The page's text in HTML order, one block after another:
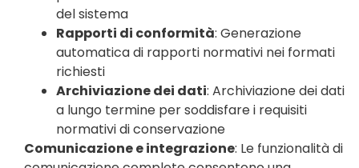
del sistema
Rapporti di conformità: Generazione
automatica di rapporti normativi nei formati
richiesti
Archiviazione dei dati: Archiviazione dei dati
a lungo termine per soddisfare i requisiti
normativi di conservazione
Comunicazione e integrazione: Le funzionalità di